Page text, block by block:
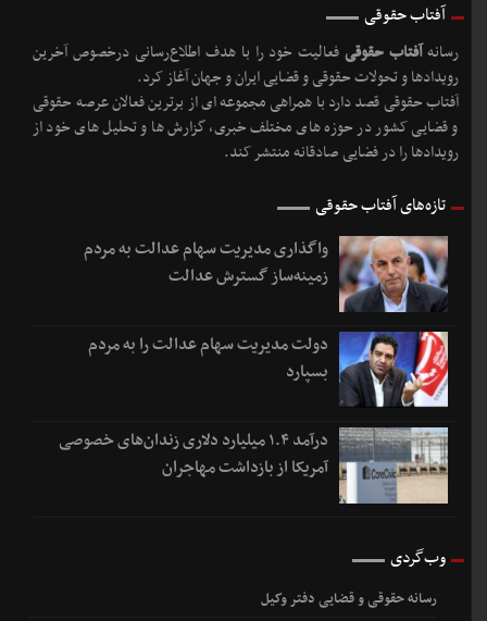
آفتاب حقوقی
رسانهآفتاب حقوقیفعالیت خود را با هدف اطلاع‌رسانی درخصوص آخرین
رویدادها و تحولات حقوقی و قضایی ایران و جهان آغاز کرد.
آفتاب حقوقی قصد دارد با همراهی مجموعه ای از برترین فعالان عرصه حقوقی
و قضایی کشور در حوزه های مختلف خبری، گزارش ها و تحلیل های خود از
رویدادها را در فضایی صادقانه منتشر کند.
تازه‌های آفتاب حقوقی
واگذاری مدیریت سهام عدالت به مردم
زمینه‌ساز گسترش عدالت
دولت مدیریت سهام عدالت را به مردم
بسپارد
درآمد ۱.۴ میلیارد دلاری زندان‌های خصوصی
آمریکا از بازداشت مهاجران
وب‌گردی
رسانه حقوقی و قضایی دفتر وکیل